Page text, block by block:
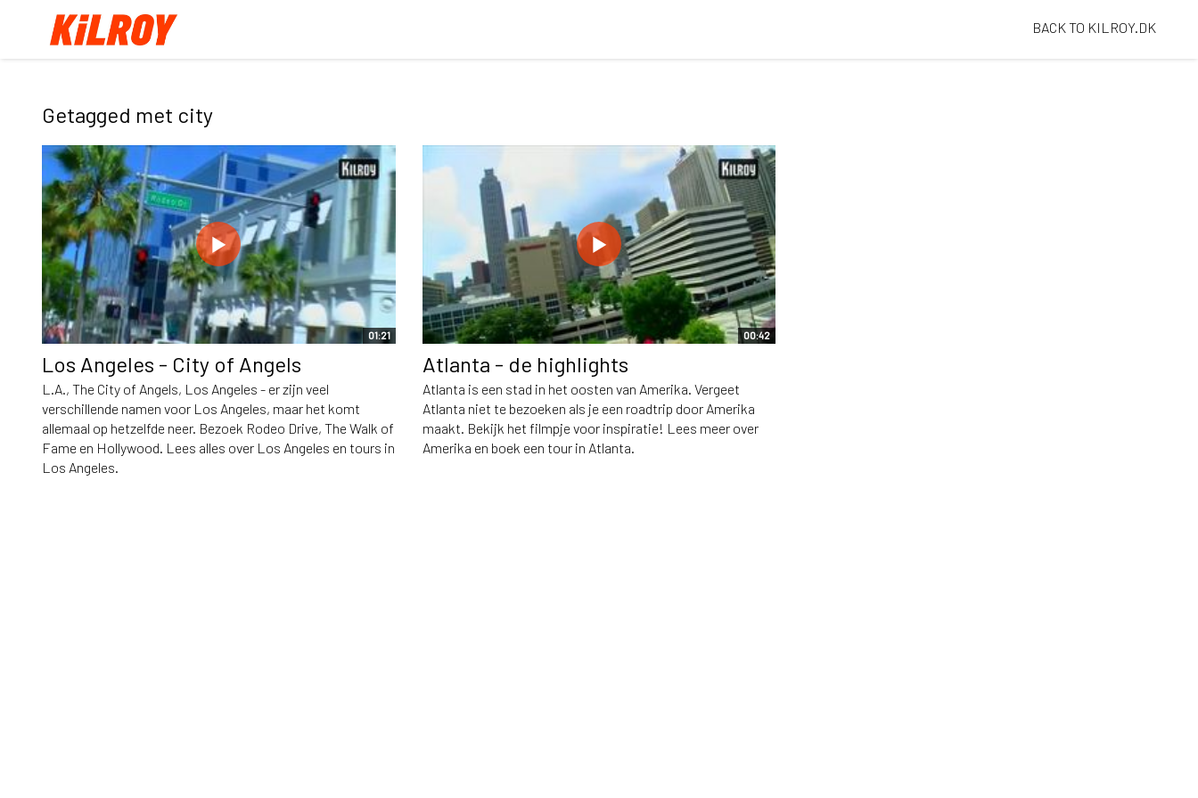
BACK TO KILROY.DK
Getagged met city
01:21
Los Angeles - City of Angels
L.A., The City of Angels, Los Angeles - er zijn veel
verschillende namen voor Los Angeles, maar het komt
allemaal op hetzelfde neer. Bezoek Rodeo Drive, The Walk of
Fame en Hollywood. Lees alles over Los Angeles en tours in
Los Angeles.
00:42
Atlanta - de highlights
Atlanta is een stad in het oosten van Amerika. Vergeet
Atlanta niet te bezoeken als je een roadtrip door Amerika
maakt. Bekijk het filmpje voor inspiratie! Lees meer over
Amerika en boek een tour in Atlanta.